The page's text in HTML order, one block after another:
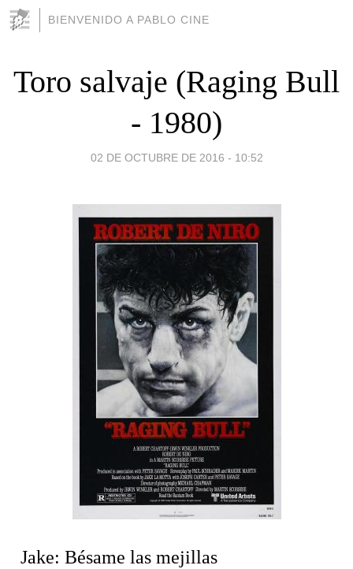
BIENVENIDO A PABLO CINE
Toro salvaje (Raging Bull
- 1980)
02 DE OCTUBRE DE 2016 - 10:52
Jake: Bésame las mejillas